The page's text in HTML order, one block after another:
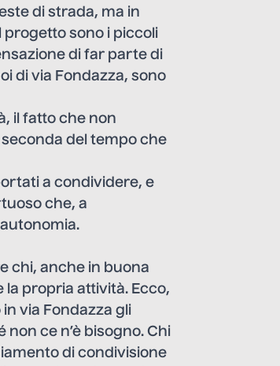
di strada, ma in
sono i piccoli
di far parte di
di via Fondazza, sono
il fatto che non
del tempo che
a condividere, e
che, a
chi, anche in buona
propria attività. Ecco,
via Fondazza gli
ce n’è bisogno. Chi
di condivisione